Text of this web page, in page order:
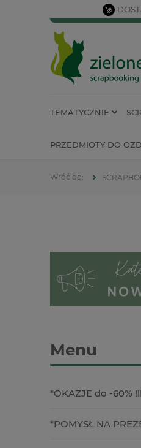
TEMATYCZNIE
PRZEDMIOTY DO
Menu
*OKAZJE do -60% !!!
*POMYSŁ NA